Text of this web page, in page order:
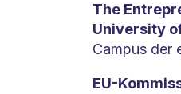
The
University
Campus der
EU-